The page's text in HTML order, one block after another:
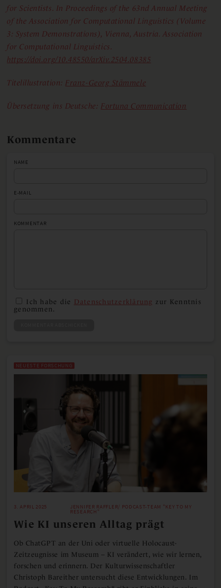
for Scientists. In Proceedings of the 63nd Annual Meeting
of the Association for Computational Linguistics (Volume
3: System Demonstrations), Vienna, Austria. Association
for Computational Linguistics.
https://doi.org/10.48550/arXiv.2504.08385
Titelillustration: Franz-Georg Stämmele
Übersetzung ins Deutsche: Fortuna Communication
Kommentare
NAME
E-MAIL
KOMMENTAR
Ich habe die Datenschutzerklärung zur Kenntnis
genommen.
NEUESTE FORSCHUNG
3. APRIL 2025 JENNIFER RAFFLER/ PODCAST-TEAM "KEY TO MY
RESEARCH"
Wie KI unseren Alltag prägt
Ob ChatGPT an der Uni oder virtuelle Holocaust-
Zeitzeugnisse im Museum – KI verändert, wie wir lernen,
forschen und erinnern. Der Kulturwissenschaftler
Christoph Bareither untersucht diese Entwicklungen. Im